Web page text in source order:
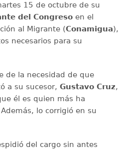
15 de octubre de su
del Congresoen el
al Migrante (Conamigua),
necesarios para su
de la necesidad de que
a su sucesor, Gustavo Cruz,
él es quien más ha
lo corrigió en su
del cargo sin antes